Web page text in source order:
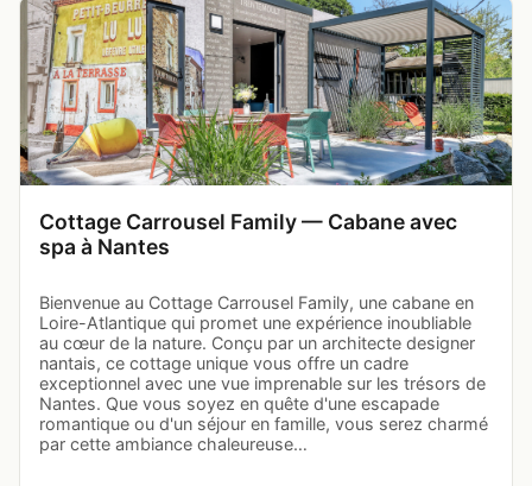
Cottage Carrousel Family — Cabane avec
spa à Nantes
Bienvenue au Cottage Carrousel Family, une cabane en
Loire-Atlantique qui promet une expérience inoubliable
au cœur de la nature. Conçu par un architecte designer
nantais, ce cottage unique vous offre un cadre
exceptionnel avec une vue imprenable sur les trésors de
Nantes. Que vous soyez en quête d'une escapade
romantique ou d'un séjour en famille, vous serez charmé
par cette ambiance chaleureuse…